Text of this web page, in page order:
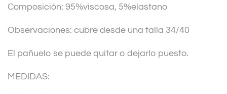
e
:
Composición: 95%viscosa, 5%elastano
Observaciones: cubre desde una talla 34/40
El pañuelo se puede quitar o dejarlo puesto.
MEDIDAS: